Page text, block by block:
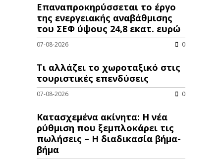
Επαναπροκηρύσσεται το έργο
της ενεργειακής αναβάθμισης
του ΣΕΦ ύψους 24,8 εκατ. ευρώ
07-08-2026 0
Τι αλλάζει το χωροταξικό στις
τουριστικές επενδύσεις
07-08-2026 0
Κατασχεμένα ακίνητα: Η νέα
ρύθμιση που ξεμπλοκάρει τις
πωλήσεις – Η διαδικασία βήμα-
βήμα